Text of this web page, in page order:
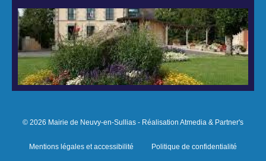
© 2026 Mairie de Neuvy-en-Sullias - Réalisation Atmedia & Partner's
Mentions légales et accessibilité Politique de confidentialité